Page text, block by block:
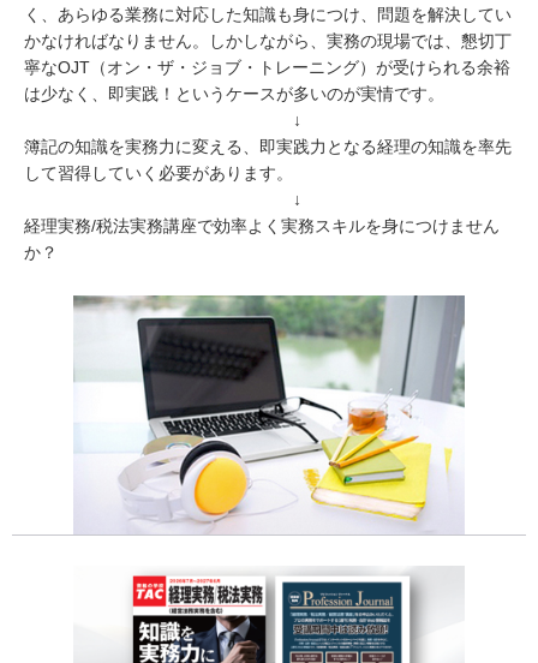
く、あらゆる業務に対応した知識も身につけ、問題を解決してい
かなければなりません。しかしながら、実務の現場では、懇切丁
寧なOJT（オン・ザ・ジョブ・トレーニング）が受けられる余裕
は少なく、即実践！というケースが多いのが実情です。
↓
簿記の知識を実務力に変える、即実践力となる経理の知識を率先
して習得していく必要があります。
↓
経理実務/税法実務講座で効率よく実務スキルを身につけません
か？